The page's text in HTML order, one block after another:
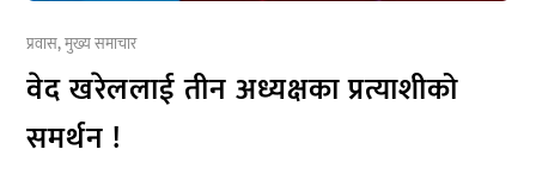
प्रवास,मुख्य समाचार
वेद खरेललाई तीन अध्यक्षका प्रत्याशीको
समर्थन !